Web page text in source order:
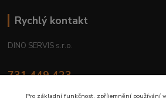
Rychlý kontakt
DINO SERVIS s.r.o.
731 449 423
Pro základní funkčnost, zpříjemnění používání